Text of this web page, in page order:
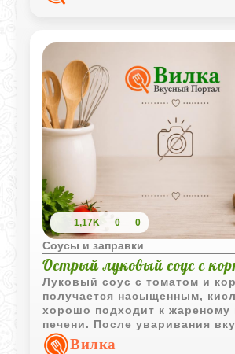
1,17K 0 0
Соусы и заправки
Острый луковый соус с
Луковый соус с томатом и
получается насыщенным,
хорошо подходит к жареному
печени. После уваривания
становится более ярким и
Вилка